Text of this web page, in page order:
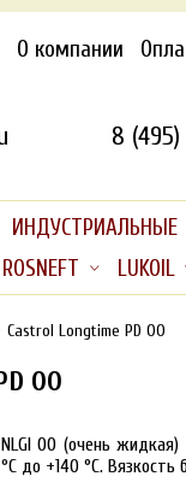
О компании
8
ИНДУСТРИАЛЬНЫЕ
ROSNEFT LUKOIL
Castrol Longtime PD 00
00
00 (очень
°С до +140 °С. Вязкость